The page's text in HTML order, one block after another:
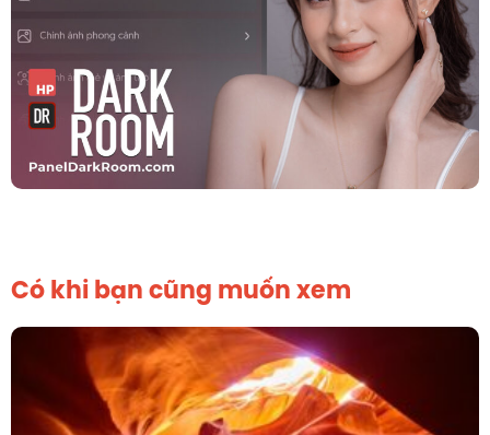
Có khi bạn cũng muốn xem